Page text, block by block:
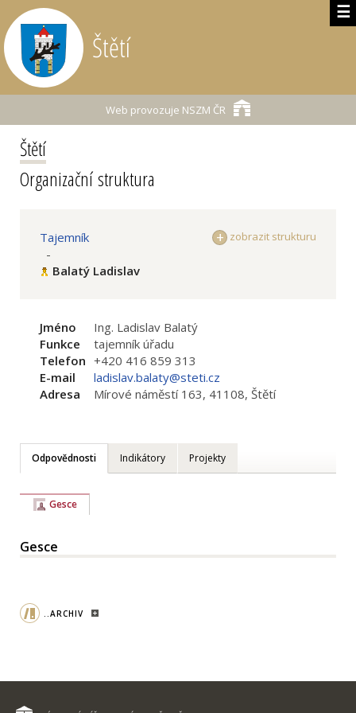
☰
Štětí
Web provozuje NSZM ČR
Štětí
Organizační struktura
zobrazit strukturu
Tajemník
-
Balatý Ladislav
Jméno
Ing. Ladislav Balatý
Funkce
tajemník úřadu
Telefon +420 416 859 313
E-mail
ladislav.balaty@steti.cz
Adresa
Mírové náměstí 163, 41108, Štětí
Odpovědnosti Indikátory Projekty
Gesce
Gesce
..ARCHIV